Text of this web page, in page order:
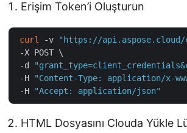
Erişim Token’i Oluşturun
curl -v "https://api.aspose.cloud/
-X POST \
-d
-H
"Content-Type: application/x-
-H
"Accept: application/json"
HTML Dosyasını Clouda Yükle